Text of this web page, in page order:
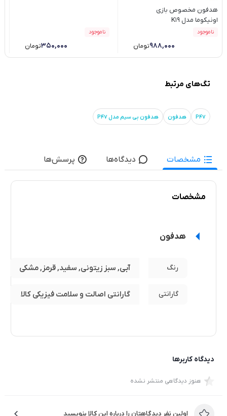
هدفون مخصوص بازی
اونیکوما مدل K19
ناموجود
۹۸۸,۰۰۰تومان
ناموجود
۳۵۰,۰۰۰تومان
تگ‌های مرتبط
P47 هدفون هدفون بی سیم مدل P47
مشخصات دیدگاه‌ها پرسش‌ها
مشخصات
هدفون
رنگ آبی, سبز زیتونی, سفید, قرمز, مشکی
گارانتی گارانتی اصالت و سلامت فیزیکی کالا
دیدگاه کاربرها
هنوز دیدگاهی منتشر نشده
اولین نفر دیدگاهتان را درباره این کالا بنویسید